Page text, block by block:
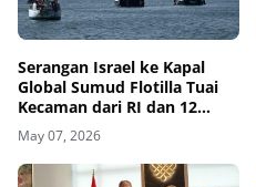
Serangan Israel ke Kapal
Global Sumud Flotilla Tuai
Kecaman dari RI dan 12
Negara
May 07, 2026